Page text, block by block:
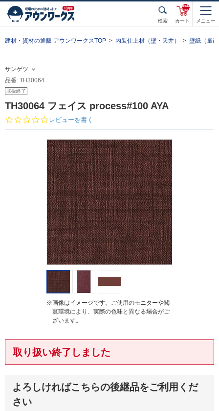
検索 カート
unde
fined
メニュー
建材・資材の通販 アウンワークスTOP 内装仕上材（壁・天井） 壁紙（量
サンゲツ
品番: TH30064
取扱終了
TH30064 フェイス process#100 AYA
0.
0
t
a
r
r
a
t
i
n
g
レビューを書く
※画像はイメージです。ご使用のモニターや閲
覧環境により、実際の色味と異なる場合がご
ざいます。
取り扱い終了しました
よろしければこちらの後継品をご利用くだ
さい